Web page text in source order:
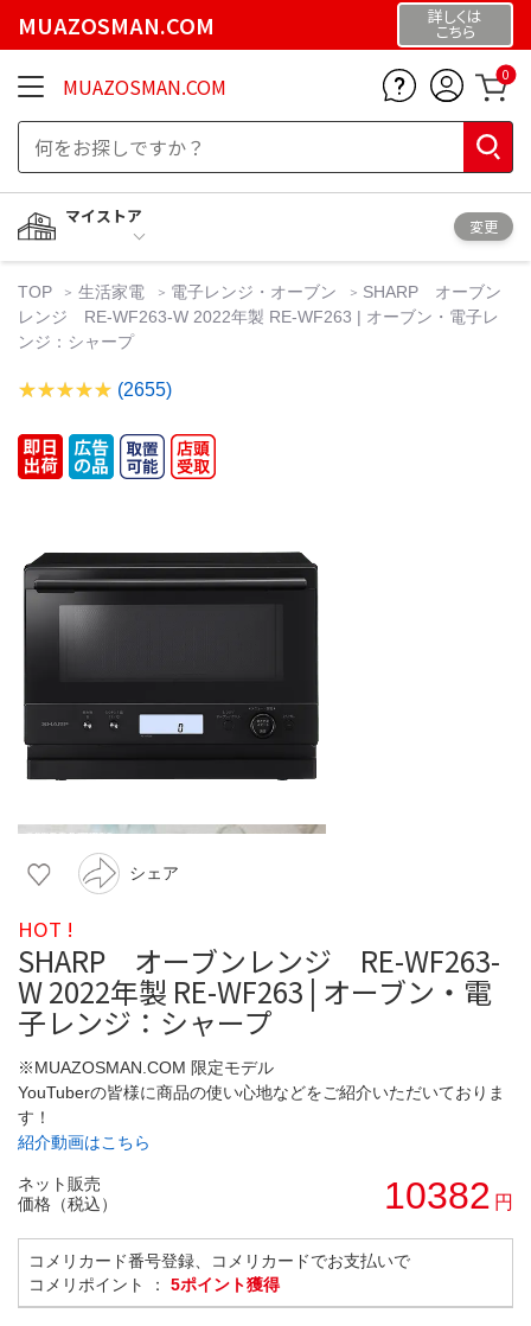
MUAZOSMAN.COM 詳しくは
こちら
MUAZOSMAN.COM 0
マイストア
変更
TOP 生活家電 電子レンジ・オーブン
SHARP オーブン
レンジ RE-WF263-W 2022年製 RE-WF263 | オーブン・電子レ
ンジ：シャープ
(2655)
シェア
HOT !
SHARP オーブンレンジ RE-WF263-
W 2022年製 RE-WF263 | オーブン・電
子レンジ：シャープ
※MUAZOSMAN.COM 限定モデル
YouTuberの皆様に商品の使い心地などをご紹介いただいておりま
す！
紹介動画はこちら
ネット販売
価格（税込）
10382 円
コメリカード番号登録、コメリカードでお支払いで
コメリポイント ： 5ポイント獲得